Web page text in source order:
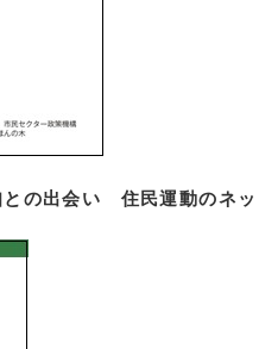
の出会い 住民運動のネッ